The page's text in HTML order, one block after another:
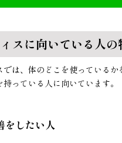
スに向いている人の
では、体のどこを使っている
持っている人に向いています。
をしたい人